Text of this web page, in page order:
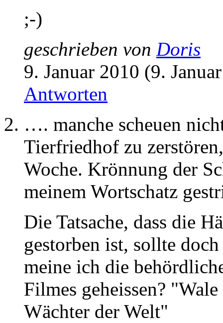
;-)
geschrieben von Doris
9. Januar 2010 (9.
Antworten
…. manche scheuen
Tierfriedhof zu
Woche. Krönnung der
meinem Wortschatz
Die Tatsache, dass die
gestorben ist, sollte
meine ich die
Filmes geheissen?
Wächter der Welt"